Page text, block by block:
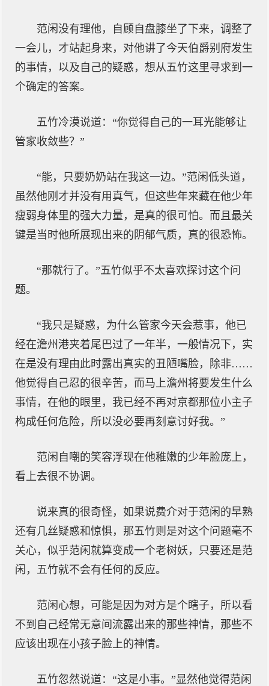
范闲没有理他，自顾自盘膝坐了下来，调整了
一会儿，才站起身来，对他讲了今天伯爵别府发生
的事情，以及自己的疑惑，想从五竹这里寻求到一
个确定的答案。
五竹冷漠说道：“你觉得自己的一耳光能够让
管家收敛些？”
“能，只要奶奶站在我这一边。”范闲低头道，
虽然他刚才并没有用真气，但这些年来藏在他少年
瘦弱身体里的强大力量，是真的很可怕。而且最关
键是当时他所展现出来的阴郁气质，真的很恐怖。
“那就行了。”五竹似乎不太喜欢探讨这个问
题。
“我只是疑惑，为什么管家今天会惹事，他已
经在澹州港夹着尾巴过了一年半，一般情况下，实
在是没有理由此时露出真实的丑陋嘴脸，除非……
他觉得自己忍的很辛苦，而马上澹州将要发生什么
事情，在他的眼里，我已经不再对京都那位小主子
构成任何危险，所以没必要再刻意讨好我。”
范闲自嘲的笑容浮现在他稚嫩的少年脸庞上，
看上去很不协调。
说来真的很奇怪，如果说费介对于范闲的早熟
还有几丝疑惑和惊惧，那五竹则是对这个问题毫不
关心，似乎范闲就算变成一个老树妖，只要还是范
闲，五竹就不会有任何的反应。
范闲心想，可能是因为对方是个瞎子，所以看
不到自己经常无意间流露出来的那些神情，那些不
应该出现在小孩子脸上的神情。
五竹忽然说道：“这是小事。”显然他觉得范闲